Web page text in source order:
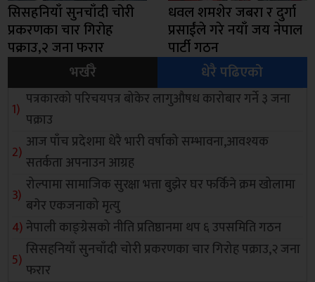
सिसहनियाँ सुनचाँदी चोरी
प्रकरणका चार गिरोह
पक्राउ,२ जना फरार
धवल शमशेर जबरा र दुर्गा
प्रसाईंले गरे नयाँ जय नेपाल
पार्टी गठन
भर्खरै
धेरै पढिएको
पत्रकारको परिचयपत्र बोकेर लागुऔषध कारोबार गर्ने ३ जना
पक्राउ
आज पाँच प्रदेशमा धेरै भारी वर्षाको सम्भावना,आवश्यक
सतर्कता अपनाउन आग्रह
रोल्पामा सामाजिक सुरक्षा भत्ता बुझेर घर फर्किने क्रम खोलामा
बगेर एकजनाको मृत्यु
नेपाली काङ्ग्रेसको नीति प्रतिष्ठानमा थप ६ उपसमिति गठन
सिसहनियाँ सुनचाँदी चोरी प्रकरणका चार गिरोह पक्राउ,२ जना
फरार